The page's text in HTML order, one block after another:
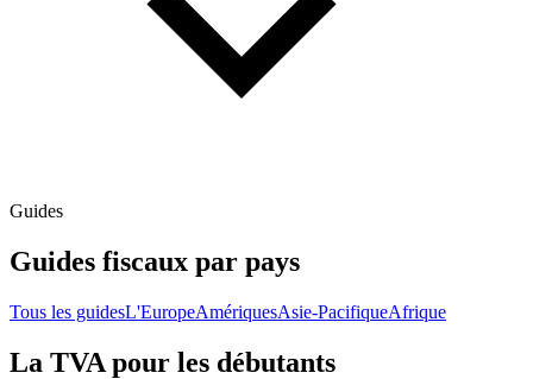
Guides
Guides fiscaux par pays
Tous les guidesL'EuropeAmériquesAsie-PacifiqueAfrique
La TVA pour les débutants